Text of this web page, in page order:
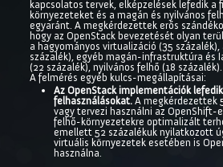
kapcsolatos tervek, elképzelések lefedik a
környezeteket és a magán és nyilvános
egyaránt. A megkérdezettek erős
hogy az OpenStack bevezetését olyan
a hagyományos virtualizáció (35 százalék),
százalék), egyéb magán-infrastruktúra és
(22 százalék), nyilvános felhő (18 százalék).
A felmérés egyéb kulcs-megállapításai:
Az OpenStack implementációk
felhasználásokat.A megkérdezettek
vagy tervezi használni az OpenShift-
felhő-környezetekre optimalizált
emellett 52 százalékuk nyilatkozott
virtuális környezetek esetében is
használna.